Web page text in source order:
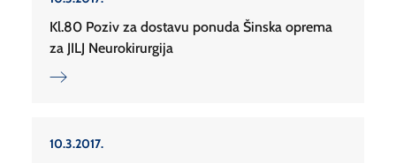
Kl.80 Poziv za dostavu ponuda Šinska oprema
za JILJ Neurokirurgija
10.3.2017.